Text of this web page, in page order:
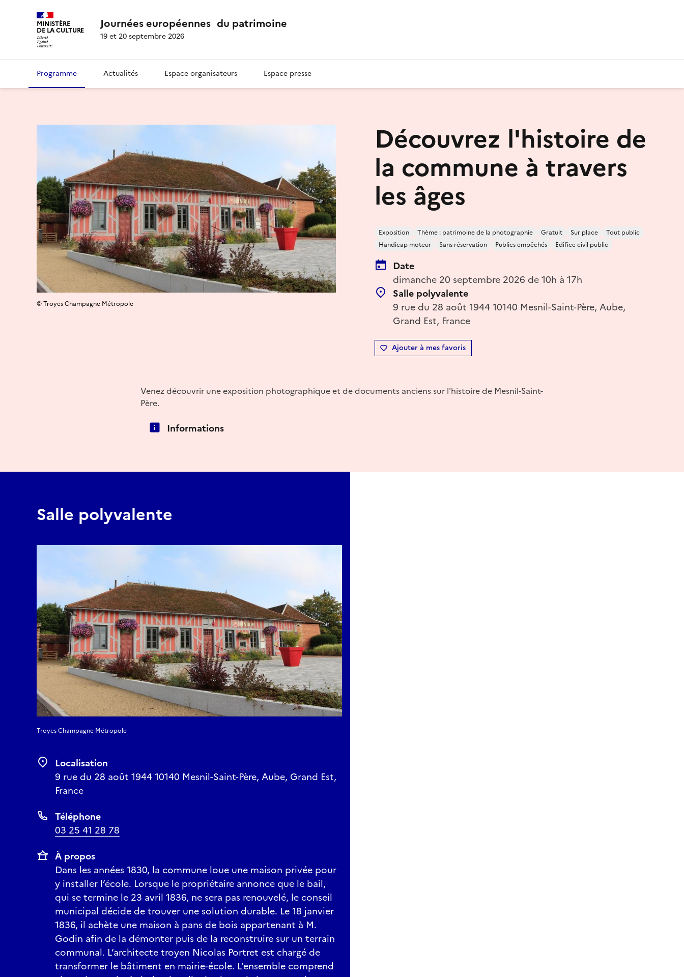
MINISTÈRE
DE LA CULTURE Journées européennes du patrimoine
19 et 20 septembre 2026
Programme Actualités Espace organisateurs Espace presse
Découvrez l'histoire de
la commune à travers
les âges
Exposition Thème : patrimoine de la photographie Gratuit Sur place
Tout public
Handicap moteur
Sans réservation Publics empêchés Edifice civil public
Date
dimanche 20 septembre 2026 de 10h à 17h
Salle polyvalente
9 rue du 28 août 1944 10140 Mesnil-Saint-Père, Aube,
Grand Est, France
Ajouter à mes favoris
© Troyes Champagne Métropole
Venez découvrir une exposition photographique et de documents anciens sur l'histoire de Mesnil-Saint-
Père.
Informations
Salle polyvalente
Troyes Champagne Métropole
Localisation
9 rue du 28 août 1944 10140 Mesnil-Saint-Père, Aube, Grand Est,
France
Téléphone
03 25 41 28 78
À propos
Dans les années 1830, la commune loue une maison privée pour
y installer l’école. Lorsque le propriétaire annonce que le bail,
qui se termine le 23 avril 1836, ne sera pas renouvelé, le conseil
municipal décide de trouver une solution durable. Le 18 janvier
1836, il achète une maison à pans de bois appartenant à M.
Godin afin de la démonter puis de la reconstruire sur un terrain
communal. L’architecte troyen Nicolas Portret est chargé de
transformer le bâtiment en mairie-école. L’ensemble comprend